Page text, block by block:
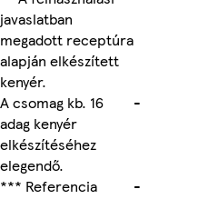
javaslatban
megadott receptúra
alapján elkészített
kenyér.
A csomag kb. 16
adag kenyér
elkészítéséhez
elegendő.
-
*** Referencia
-